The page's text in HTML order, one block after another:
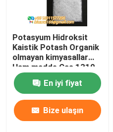
Kozmetik Katkıları
Laboratuvar cam şişeleri
Laboratuvar bardakları
Laboratuvar Funnelleri
Potasyum Hidroksit
Kaistik Potash Organik
olmayan kimyasallar
Ham madde Cas 1310-
58-3
En iyi fiyat
Bize ulaşın